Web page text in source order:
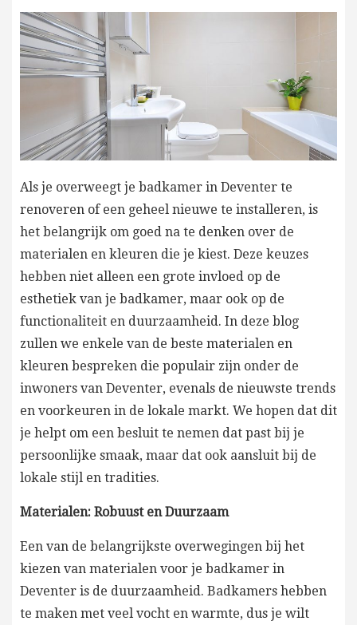
Als je overweegt je badkamer in Deventer te
renoveren of een geheel nieuwe te installeren, is
het belangrijk om goed na te denken over de
materialen en kleuren die je kiest. Deze keuzes
hebben niet alleen een grote invloed op de
esthetiek van je badkamer, maar ook op de
functionaliteit en duurzaamheid. In deze blog
zullen we enkele van de beste materialen en
kleuren bespreken die populair zijn onder de
inwoners van Deventer, evenals de nieuwste trends
en voorkeuren in de lokale markt. We hopen dat dit
je helpt om een besluit te nemen dat past bij je
persoonlijke smaak, maar dat ook aansluit bij de
lokale stijl en tradities.
Materialen: Robuust en Duurzaam
Een van de belangrijkste overwegingen bij het
kiezen van materialen voor je badkamer in
Deventer is de duurzaamheid. Badkamers hebben
te maken met veel vocht en warmte, dus je wilt